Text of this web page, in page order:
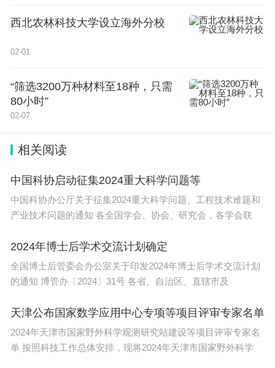
原生应用已在加速开发，鸿蒙原生应用版图已基本成
盘古智库高级研究员江翰认为，鸿蒙系统与安卓
的“切割”，标志着华为在操作系统领域自主创新能力
要举措。
不过，在巨大的智能终端市场，面对苹果iOS、安卓
系统这两大操作系统巨头，鸿蒙的生态系统仍处于初
果说打造鸿蒙操作系统是“三大战役”的话，鸿蒙目前
已完成“底座”“体验”两战，最后一战就是“生态之
战”，“生态成，则鸿蒙成。”
根据公开信息，苹果和安卓应用数量均已达上百万
款。朱勇刚表示，鸿蒙生态将进入第二阶段，预计到
西北农林科技大学设立海外分校
02-01
“筛选3200万种材料至18种，只需
80小时”
02-07
相关阅读
中国科协启动征集2024重大科学问题等
中国科协办公厅关于征集2024重大科学问题、工程技术难题和
产业技术问题的通知 各全国学会、协会、研究会，各学会联
2024年博士后学术交流计划确定
全国博士后管委会办公室关于印发2024年博士后学术交流计划
的通知 博管办〔2024〕31号 各省、自治区、直辖市及
天津公布国家数学应用中心专项等项目评审专家名单
2024年天津市国家野外科学观测研究站建设等项目评审专家名
单 按照科技工作总体安排，现将2024年天津市国家野外科学